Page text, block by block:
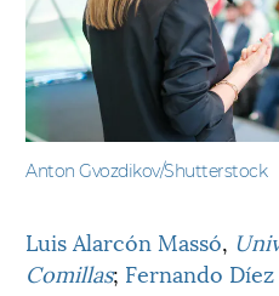
Anton Gvozdikov/Shutterstock
Luis Alarcón Massó,
Comillas; Fernando